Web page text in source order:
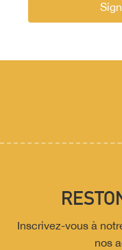
Inscrivez-vous à
nos